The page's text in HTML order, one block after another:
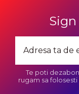
Te poti
rugam sa